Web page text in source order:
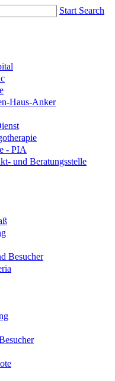
Start Search
Haus-Anker
- PIA
und Beratungsstelle
Besucher